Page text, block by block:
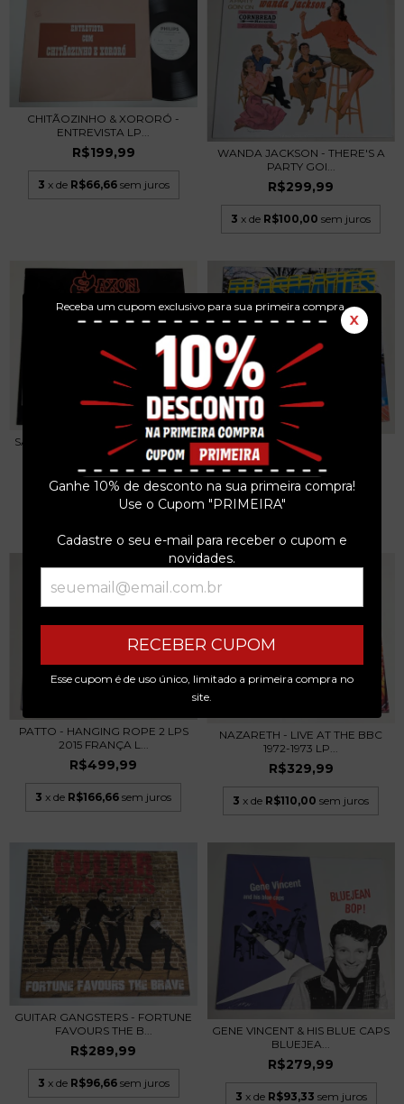
Receba um cupom exclusivo para sua primeira compra.
X
Ganhe 10% de desconto na sua primeira compra!
Use o Cupom "PRIMEIRA"
Cadastre o seu e-mail para receber o cupom e
novidades.
RECEBER CUPOM
Esse cupom é de uso único, limitado a primeira compra no
site.
CHITÃOZINHO & XORORÓ -
ENTREVISTA LP...
R$199,99
3 x de R$66,66 sem juros
WANDA JACKSON - THERE'S A
PARTY GOI...
R$299,99
3 x de R$100,00 sem juros
SAXON - STAND UP AND ROCK -
LP - 2019 -...
R$299,99
R$100,00 sem juros
PLASMATICS NEW HOPE FOR
THE WRETCHED LP...
R$299,99
3 x de R$100,00
PATTO - HANGING ROPE 2 LPS
2015 FRANÇA L...
R$499,99
3 x de R$166,66 sem juros
NAZARETH - LIVE AT THE BBC
1972-1973 LP...
R$329,99
3 x de R$110,00 sem juros
GUITAR GANGSTERS - FORTUNE
FAVOURS THE B...
R$289,99
3 x de R$96,66 sem juros
GENE VINCENT & HIS BLUE CAPS
BLUEJEA...
R$279,99
3 x de R$93,33 sem juros